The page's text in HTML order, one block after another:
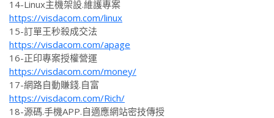
14-Linux主機架設.維護專案
https://visdacom.com/linux
15-訂單王秒殺成交法
https://visdacom.com/apage
16-正印專案授權營運
https://visdacom.com/money/
17-網路自動賺錢.自富
https://visdacom.com/Rich/
18-源碼.手機APP.自適應網站密技傳授